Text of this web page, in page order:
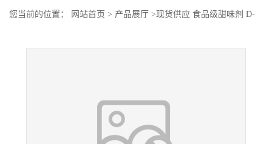
您当前的位置： 网站首页 > 产品展厅 >现货供应 食品级甜味剂 D-